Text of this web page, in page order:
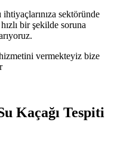
ihtiyaçlarınıza sektöründe
bir şekilde soruna
vermekteyiz bize
Kaçağı Tespiti